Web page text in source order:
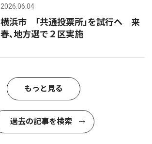
2026.06.04
横浜市 ｢共通投票所｣を試行へ 来
春､地方選で２区実施
もっと見る
過去の記事を検索